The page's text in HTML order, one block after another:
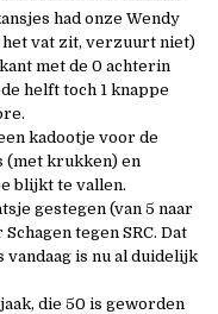
had onze Wendy
het vat zit, verzuurt niet)
met de 0 achterin
helft toch 1 knappe
kadootje voor de
(met krukken) en
blijkt te vallen.
gestegen (van 5 naar
tegen SRC. Dat
is nu al duidelijk
die 50 is geworden